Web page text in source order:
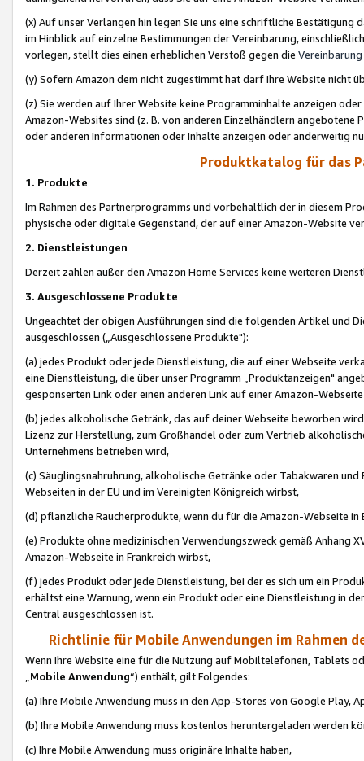
(x) Auf unser Verlangen hin legen Sie uns eine schriftliche
im Hinblick auf einzelne Bestimmungen der Vereinbarung,
vorlegen, stellt dies einen erheblichen Verstoß gegen die Vereinbarung
(y) Sofern Amazon dem nicht zugestimmt hat darf Ihre Website nicht
(z) Sie werden auf Ihrer Website keine Programminhalte anzeigen
Amazon-Websites sind (z. B. von anderen Einzelhändlern
oder anderen Informationen oder Inhalte anzeigen oder anderweitig
Produktkatalog für das
1. Produkte
Im Rahmen des Partnerprogramms und vorbehaltlich der in diesem
physische oder digitale Gegenstand, der auf einer Amazon-Website
2. Dienstleistungen
Derzeit zählen außer den Amazon Home Services keine weiteren
3. Ausgeschlossene Produkte
Ungeachtet der obigen Ausführungen sind die folgenden Artikel und
ausgeschlossen („Ausgeschlossene Produkte"):
(a) jedes Produkt oder jede Dienstleistung, die auf einer Webseite
eine Dienstleistung, die über unser Programm „Produktanzeigen"
gesponserten Link oder einen anderen Link auf einer Amazon-
(b) jedes alkoholische Getränk, das auf deiner Webseite beworben
Lizenz zur Herstellung, zum Großhandel oder zum Vertrieb
Unternehmens betrieben wird,
(c) Säuglingsnahruhrung, alkoholische Getränke oder Tabakwaren
Webseiten in der EU und im Vereinigten Königreich wirbst,
(d) pflanzliche Raucherprodukte, wenn du für die Amazon-Webseite in
(e) Produkte ohne medizinischen Verwendungszweck gemäß Anhang
Amazon-Webseite in Frankreich wirbst,
(f) jedes Produkt oder jede Dienstleistung, bei der es sich um ein
erhältst eine Warnung, wenn ein Produkt oder eine Dienstleistung in
Central ausgeschlossen ist.
Richtlinie für Mobile Anwendungen im Rahmen
Wenn Ihre Website eine für die Nutzung auf Mobiltelefonen, Tablets
„Mobile Anwendung“) enthält, gilt Folgendes:
(a) Ihre Mobile Anwendung muss in den App-Stores von Google Play,
(b) Ihre Mobile Anwendung muss kostenlos heruntergeladen werden
(c) Ihre Mobile Anwendung muss originäre Inhalte haben,